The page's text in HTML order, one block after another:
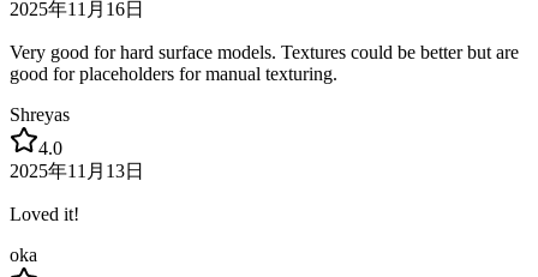
2025年11月16日
Very good for hard surface models. Textures could be better but are
good for placeholders for manual texturing.
Shreyas
4.0
2025年11月13日
Loved it!
oka